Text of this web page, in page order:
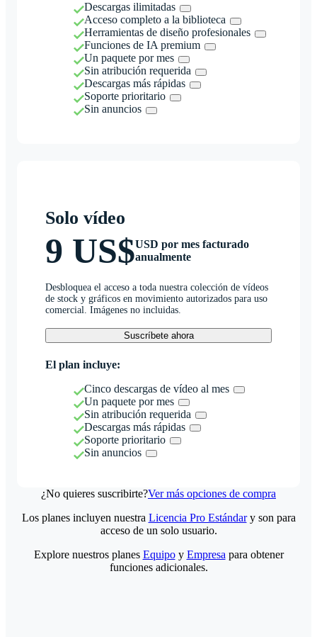
Descargas ilimitadas
Acceso completo a la biblioteca
Herramientas de diseño profesionales
Funciones de IA premium
Un paquete por mes
Sin atribución requerida
Descargas más rápidas
Soporte prioritario
Sin anuncios
Solo vídeo
9 US$USD por mes facturado
anualmente
Desbloquea el acceso a toda nuestra colección de vídeos
de stock y gráficos en movimiento autorizados para uso
comercial. Imágenes no incluidas.
Suscríbete ahora
El plan incluye:
Cinco descargas de vídeo al mes
Un paquete por mes
Sin atribución requerida
Descargas más rápidas
Soporte prioritario
Sin anuncios
¿No quieres suscribirte?Ver más opciones de compra
Los planes incluyen nuestra Licencia Pro Estándary son para
acceso de un solo usuario.
Explore nuestros planes Equipoy Empresa para obtener
funciones adicionales.